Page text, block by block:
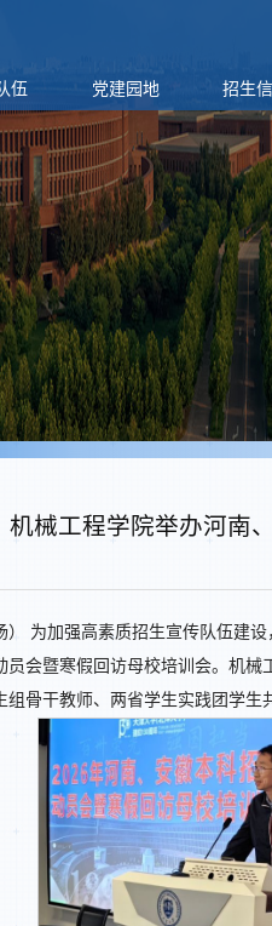
伍 党建园地 招生
机械工程学院举办河南
） 为加强高素质招生宣传队伍建
员会暨寒假回访母校培训会。机
骨干教师、两省学生实践团学生